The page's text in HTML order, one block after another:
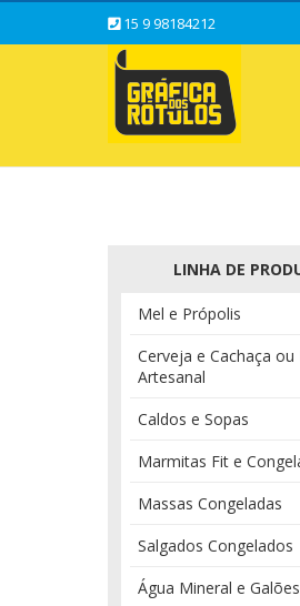
15 9 98184212
LINHA DE
Mel e Própolis
Cerveja e Cachaça ou
Artesanal
Caldos e Sopas
Marmitas Fit e
Massas Congeladas
Salgados Congelados
Água Mineral e Galões